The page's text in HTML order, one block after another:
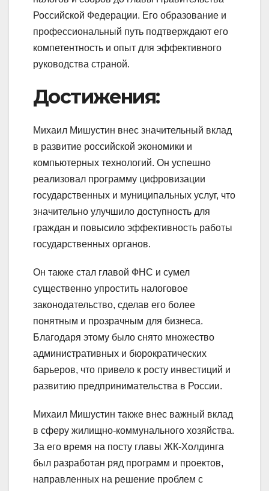
Российской Федерации. Его образование и
профессиональный путь подтверждают его
компетентность и опыт для эффективного
руководства страной.
Достижения:
Михаил Мишустин внес значительный вклад
в развитие российской экономики и
компьютерных технологий. Он успешно
реализовал программу цифровизации
государственных и муниципальных услуг, что
значительно улучшило доступность для
граждан и повысило эффективность работы
государственных органов.
Он также стал главой ФНС и сумел
существенно упростить налоговое
законодательство, сделав его более
понятным и прозрачным для бизнеса.
Благодаря этому было снято множество
административных и бюрократических
барьеров, что привело к росту инвестиций и
развитию предпринимательства в России.
Михаил Мишустин также внес важный вклад
в сферу жилищно-коммунального хозяйства.
За его время на посту главы ЖК-Холдинга
был разработан ряд программ и проектов,
направленных на решение проблем с